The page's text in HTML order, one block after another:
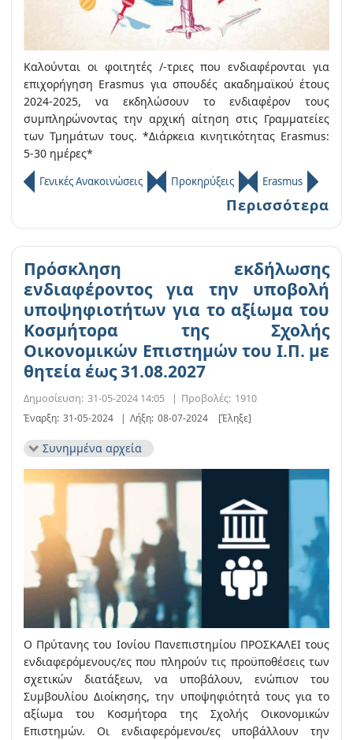
Καλούνται οι φοιτητές /-τριες που ενδιαφέρονται για
επιχορήγηση Erasmus για σπουδές ακαδημαϊκού έτους
2024-2025, να εκδηλώσουν το ενδιαφέρον τους
συμπληρώνοντας την αρχική αίτηση στις Γραμματείες
των Τμημάτων τους. *Διάρκεια κινητικότητας Erasmus:
5-30 ημέρες*
Γενικές Ανακοινώσεις Προκηρύξεις Erasmus
Περισσότερα
Πρόσκληση εκδήλωσης
ενδιαφέροντος για την υποβολή
υποψηφιοτήτων για το αξίωμα του
Κοσμήτορα της Σχολής
Οικονομικών Επιστημών του Ι.Π. με
θητεία έως 31.08.2027
Δημοσίευση: 31-05-2024 14:05 | Προβολές: 1910
Έναρξη: 31-05-2024 | Λήξη: 08-07-2024 [Έληξε]
Συνημμένα αρχεία
Ο Πρύτανης του Ιονίου Πανεπιστημίου ΠΡΟΣΚΑΛΕΙ τους
ενδιαφερόμενους/ες που πληρούν τις προϋποθέσεις των
σχετικών διατάξεων, να υποβάλουν, ενώπιον του
Συμβουλίου Διοίκησης, την υποψηφιότητά τους για το
αξίωμα του Κοσμήτορα της Σχολής Οικονομικών
Επιστημών. Οι ενδιαφερόμενοι/ες υποβάλλουν την